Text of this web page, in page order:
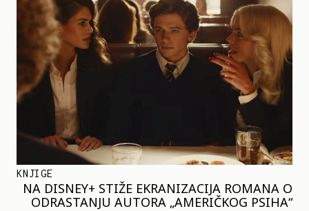
KNJIGE
NA DISNEY+ STIŽE EKRANIZACIJA ROMANA O
ODRASTANJU AUTORA „AMERIČKOG PSIHA“